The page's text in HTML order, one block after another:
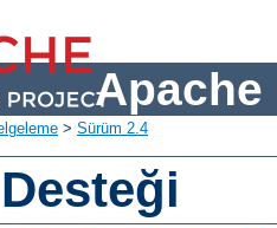
Apache
> Sürüm 2.4